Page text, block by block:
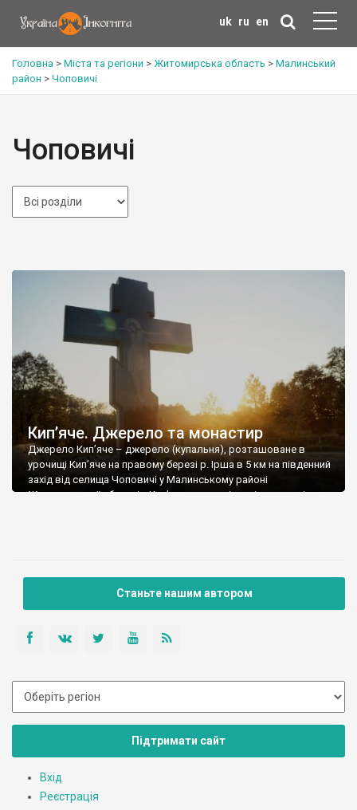
uk ru en
Головна > Міста та регіони > Житомирська область > Малинський
район > Чоповичі
Чоповичі
Кип’яче. Джерело та монастир
Джерело Кип’яче – джерело (купальня), розташоване в
урочищі Кип’яче на правому березі р. Ірша в 5 км на південний
захід від селища Чоповичі у Малинському районі
Житомирської області. «Кип’яче» – так місцеві мешканці
Станьте нашим автором
Підтримати сайт
Вхід
Реєстрація